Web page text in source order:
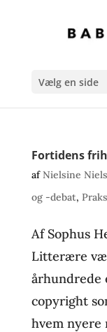
Vælg en side
Fortidens
afNielsine
og -debat,
Af Sophus
Litterære
århundrede
copyright
hvem nyere